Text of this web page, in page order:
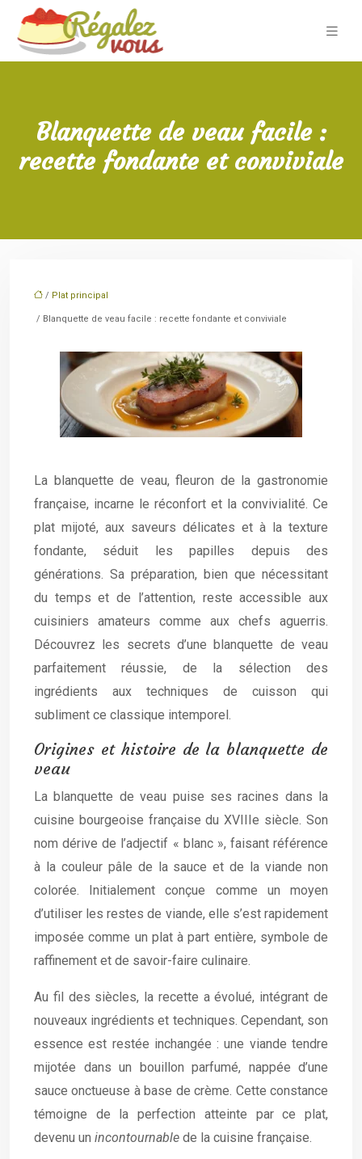
Blanquette de veau facile :
recette fondante et conviviale
/ Plat principal
/ Blanquette de veau facile : recette fondante et conviviale
La blanquette de veau, fleuron de la gastronomie
française, incarne le réconfort et la convivialité. Ce
plat mijoté, aux saveurs délicates et à la texture
fondante, séduit les papilles depuis des
générations. Sa préparation, bien que nécessitant
du temps et de l’attention, reste accessible aux
cuisiniers amateurs comme aux chefs aguerris.
Découvrez les secrets d’une blanquette de veau
parfaitement réussie, de la sélection des
ingrédients aux techniques de cuisson qui
subliment ce classique intemporel.
Origines et histoire de la blanquette de
veau
La blanquette de veau puise ses racines dans la
cuisine bourgeoise française du XVIIIe siècle. Son
nom dérive de l’adjectif « blanc », faisant référence
à la couleur pâle de la sauce et de la viande non
colorée. Initialement conçue comme un moyen
d’utiliser les restes de viande, elle s’est rapidement
imposée comme un plat à part entière, symbole de
raffinement et de savoir-faire culinaire.
Au fil des siècles, la recette a évolué, intégrant de
nouveaux ingrédients et techniques. Cependant, son
essence est restée inchangée : une viande tendre
mijotée dans un bouillon parfumé, nappée d’une
sauce onctueuse à base de crème. Cette constance
témoigne de la perfection atteinte par ce plat,
devenu un incontournable de la cuisine française.